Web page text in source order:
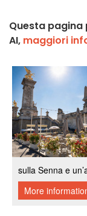
Questa
AI, maggiori